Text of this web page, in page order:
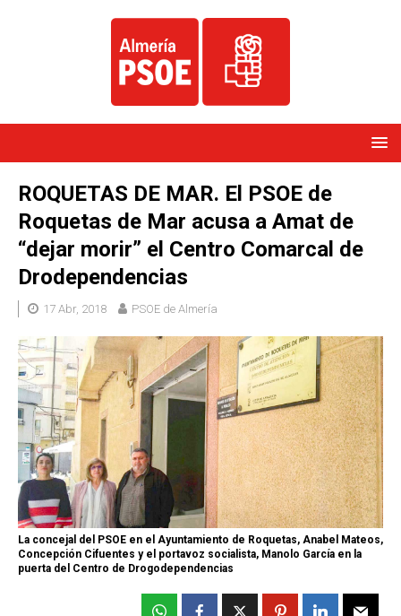
ROQUETAS DE MAR. El PSOE de
Roquetas de Mar acusa a Amat de
“dejar morir” el Centro Comarcal de
Drodependencias
17 Abr, 2018 PSOE de Almería
La concejal del PSOE en el Ayuntamiento de Roquetas, Anabel Mateos,
Concepción Cifuentes y el portavoz socialista, Manolo García en la
puerta del Centro de Drogodependencias